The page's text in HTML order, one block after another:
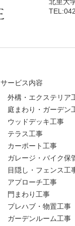
サービス内容
外構・エクステリア
庭まわり・ガーデン
ウッドデッキ工事
テラス工事
カーポート工事
ガレージ・バイク保
目隠し・フェンス工
アプローチ工事
門まわり工事
プレハブ・物置工事
ガーデンルーム工事